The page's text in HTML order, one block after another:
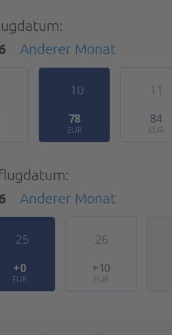
Anderer Monat
10
78
EUR
11
84
EUR
Anderer Monat
25
+0
EUR
26
+10
EUR